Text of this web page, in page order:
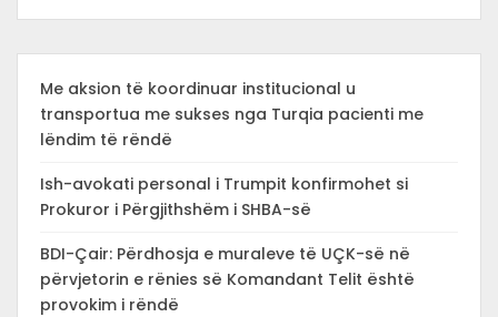
Me aksion të koordinuar institucional u
transportua me sukses nga Turqia pacienti me
lëndim të rëndë
Ish-avokati personal i Trumpit konfirmohet si
Prokuror i Përgjithshëm i SHBA-së
BDI-Çair: Përdhosja e muraleve të UÇK-së në
përvjetorin e rënies së Komandant Telit është
provokim i rëndë